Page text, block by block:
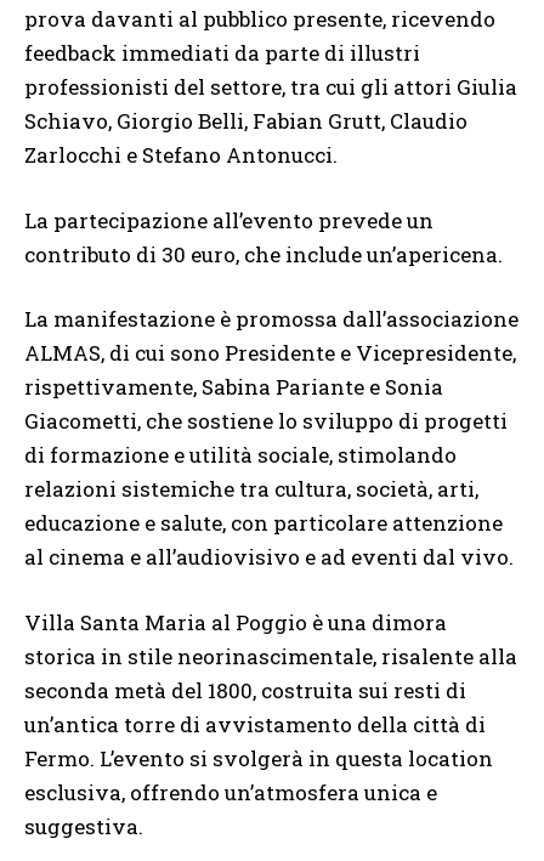
prova davanti al pubblico presente, ricevendo
feedback immediati da parte di illustri
professionisti del settore, tra cui gli attori Giulia
Schiavo, Giorgio Belli, Fabian Grutt, Claudio
Zarlocchi e Stefano Antonucci.
La partecipazione all’evento prevede un
contributo di 30 euro, che include un’apericena.
La manifestazione è promossa dall’associazione
ALMAS, di cui sono Presidente e Vicepresidente,
rispettivamente, Sabina Pariante e Sonia
Giacometti, che sostiene lo sviluppo di progetti
di formazione e utilità sociale, stimolando
relazioni sistemiche tra cultura, società, arti,
educazione e salute, con particolare attenzione
al cinema e all’audiovisivo e ad eventi dal vivo.
Villa Santa Maria al Poggio è una dimora
storica in stile neorinascimentale, risalente alla
seconda metà del 1800, costruita sui resti di
un’antica torre di avvistamento della città di
Fermo. L’evento si svolgerà in questa location
esclusiva, offrendo un’atmosfera unica e
suggestiva.